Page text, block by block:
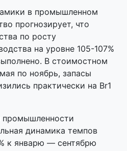
в промышленном
прогнозирует, что
по росту
на уровне 105-107%
В стоимостном
по ноябрь, запасы
практически на Br1
промышленности
динамика темпов
к январю — сентябрю